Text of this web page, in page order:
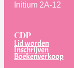
Initium 2A-12
CDP
Lid worden
Inschrijven
Boekenverkoop